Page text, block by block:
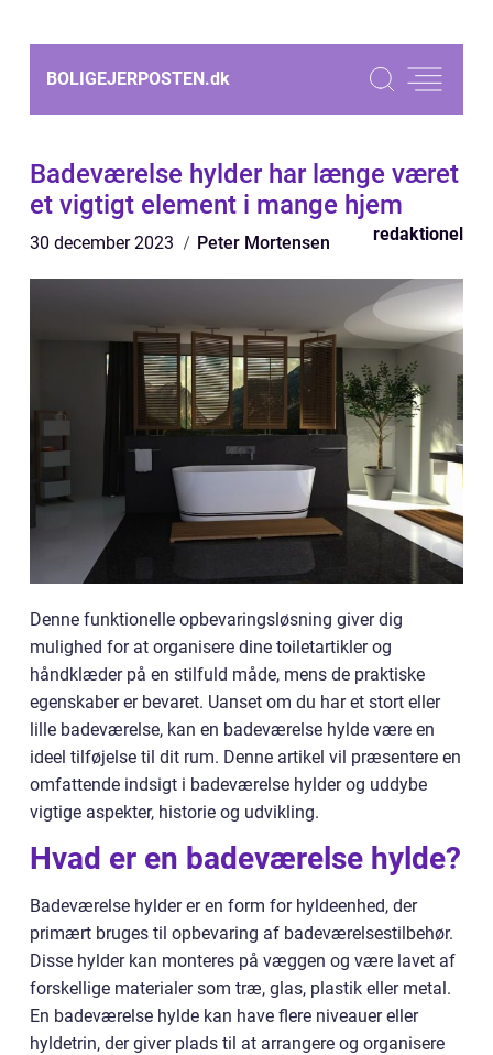
BOLIGEJERPOSTEN.dk
Badeværelse hylder har længe været
et vigtigt element i mange hjem
30 december 2023 Peter Mortensen redaktionel
Denne funktionelle opbevaringsløsning giver dig
mulighed for at organisere dine toiletartikler og
håndklæder på en stilfuld måde, mens de praktiske
egenskaber er bevaret. Uanset om du har et stort eller
lille badeværelse, kan en badeværelse hylde være en
ideel tilføjelse til dit rum. Denne artikel vil præsentere en
omfattende indsigt i badeværelse hylder og uddybe
vigtige aspekter, historie og udvikling.
Hvad er en badeværelse hylde?
Badeværelse hylder er en form for hyldeenhed, der
primært bruges til opbevaring af badeværelsestilbehør.
Disse hylder kan monteres på væggen og være lavet af
forskellige materialer som træ, glas, plastik eller metal.
En badeværelse hylde kan have flere niveauer eller
hyldetrin, der giver plads til at arrangere og organisere